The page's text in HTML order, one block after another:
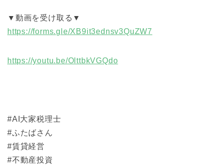
▼動画を受け取る▼
https://forms.gle/XB9it3ednsv3QuZW7
https://youtu.be/OlttbkVGQdo
#AI大家税理士
#ふたばさん
#賃貸経営
#不動産投資